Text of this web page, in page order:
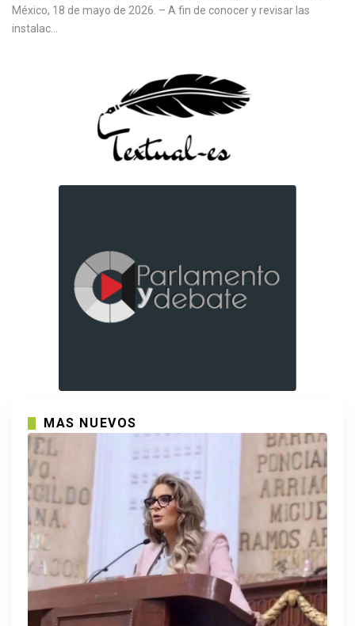
México, 18 de mayo de 2026. – A fin de conocer y revisar las
instalac...
MAS NUEVOS